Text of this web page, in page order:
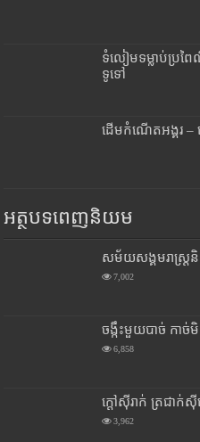
ទំលៀមទម្លាប់ប្រ
ទូទៅ
ដើមកំណើតអង្គរ
អត្ថបទពេញនិយម
សម័យសង្គមរាស្រ្ត
7,002
ចង្កឹះមួយបាច់ កាច់
6,858
ក្តៅស៊ីរាក់ ត្រជាក់
3,962